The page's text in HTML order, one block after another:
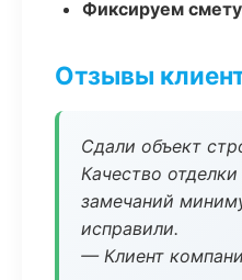
Фиксируем
Отзывы
Сдали объект
Качество отделки
замечаний
исправили.
— Клиент